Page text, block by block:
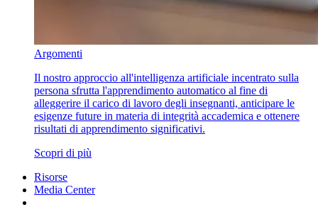
Argomenti
Il nostro approccio all'intelligenza artificiale incentrato sulla
persona sfrutta l'apprendimento automatico al fine di
alleggerire il carico di lavoro degli insegnanti, anticipare le
esigenze future in materia di integrità accademica e ottenere
risultati di apprendimento significativi.
Scopri di più
Risorse
Media Center